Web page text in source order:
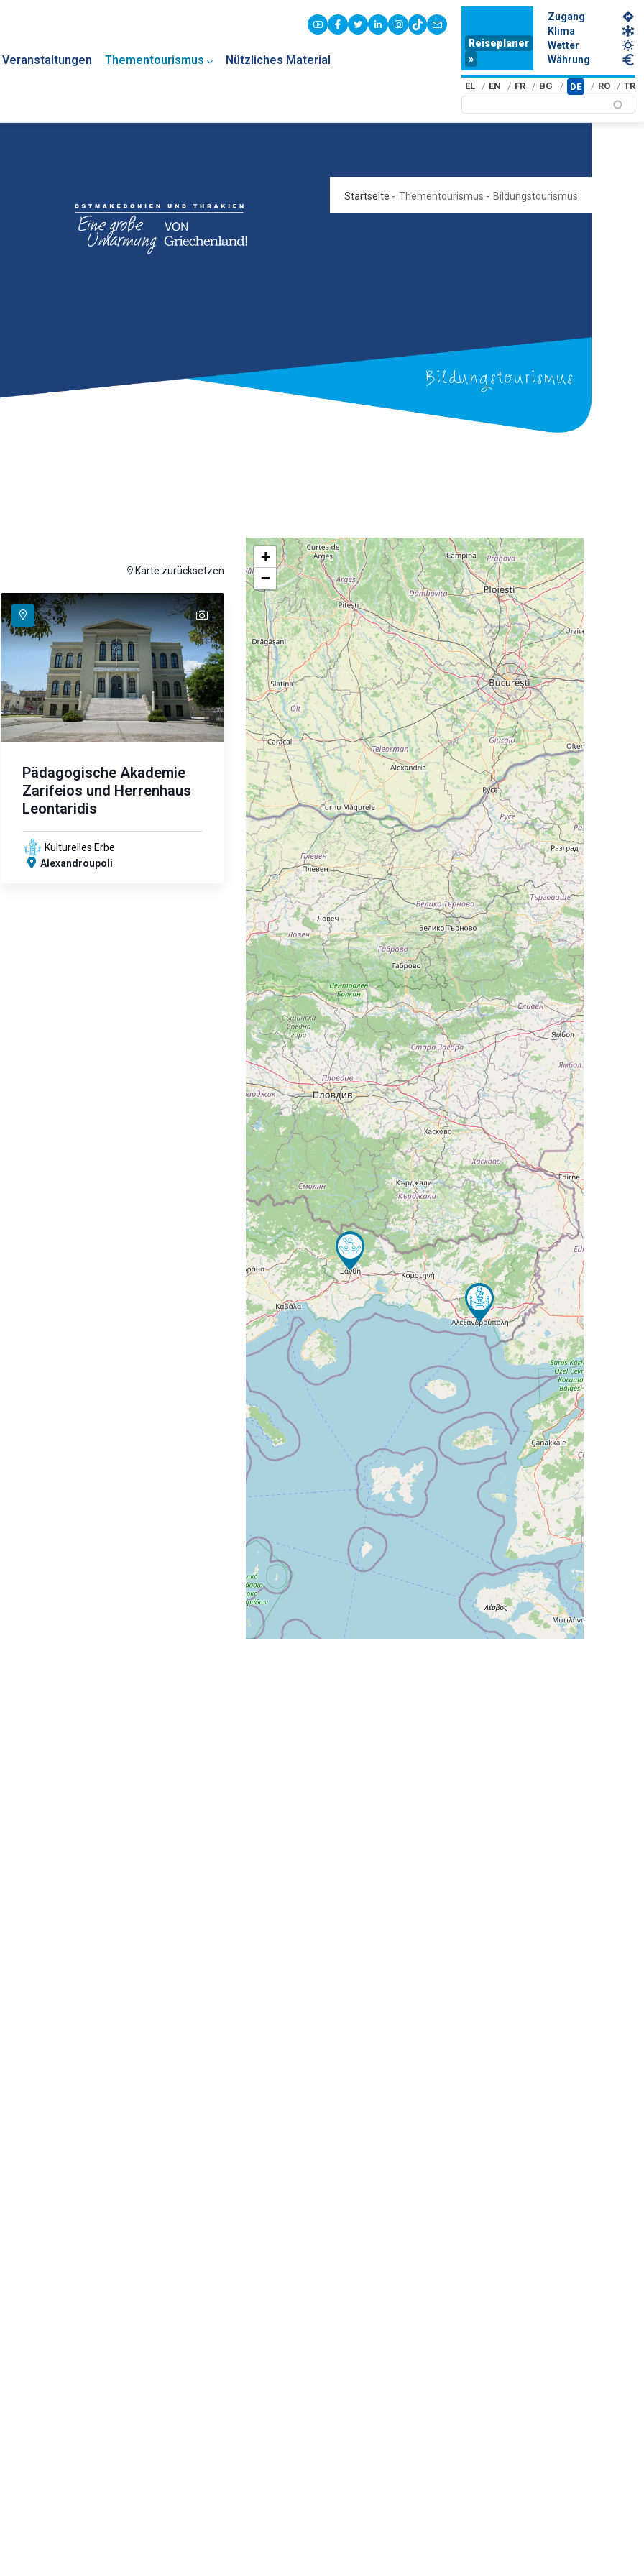
Veranstaltungen Thementourismus Nützliches Material
youtubefacebook
twitterlinkedininstagram
tiktokcontact
Reiseplaner
»
Zugang
Klima
Wetter
Währung
EL EN FR BG DE RO TR
Bildungstourismus
Startseite - Thementourismus - Bildungstourismus
Karte zurücksetzen
text
Pädagogische Akademie
Zarifeios und Herrenhaus
Leontaridis
Kulturelles Erbe
Alexandroupoli
+
−